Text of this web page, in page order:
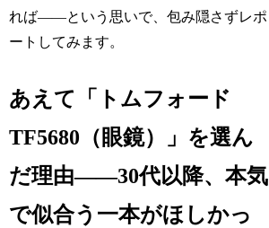
れば――という思いで、包み隠さずレポ
ートしてみます。
あえて「トムフォード
TF5680（眼鏡）」を選ん
だ理由――30代以降、本気
で似合う一本がほしかっ